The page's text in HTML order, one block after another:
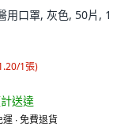
用口罩, 灰色, 50片, 1
1張)
送達
∙ 免費退貨